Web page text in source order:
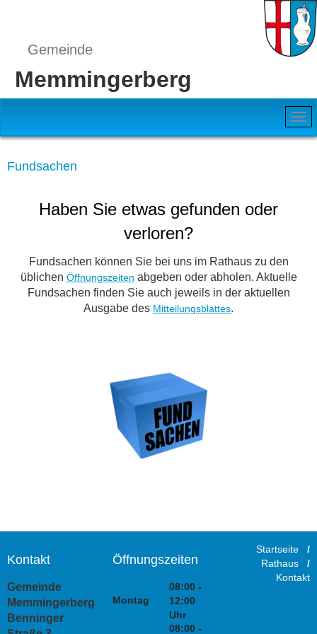
Gemeinde
Memmingerberg
Fundsachen
Haben Sie etwas gefunden oder
verloren?
Fundsachen können Sie bei uns im Rathaus zu den
üblichen Öffnungszeiten abgeben oder abholen. Aktuelle
Fundsachen finden Sie auch jeweils in der aktuellen
Ausgabe des Mitteilungsblattes.
Kontakt
Gemeinde
Memmingerberg
Benninger
Öffnungszeiten
Montag
08:00 -
12:00
Uhr
08:00 -
Startseite/
Rathaus/
Kontakt